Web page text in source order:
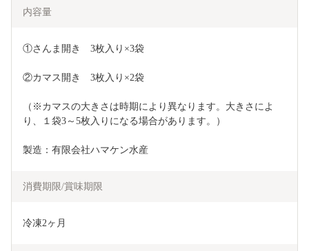
内容量
①さんま開き　3枚入り×3袋
②カマス開き　3枚入り×2袋
（※カマスの大きさは時期により異なります。大きさによ
り、１袋3～5枚入りになる場合があります。）
製造：有限会社ハマケン水産
消費期限/賞味期限
冷凍2ヶ月